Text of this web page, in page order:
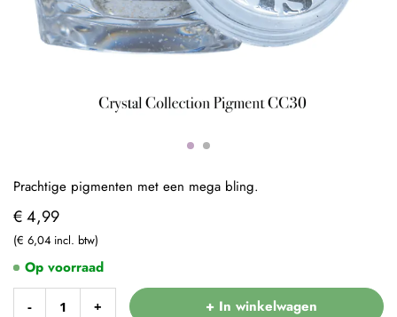
€ 4,99
€ 6,04
- + + In winkelwagen
Op voorraad
Prachtige pigmenten met een mega bling.